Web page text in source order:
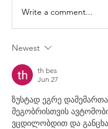
Write a comment...
Newest
th bes
Jun 27
ზუსტად ეგრე
მეგობრისთვის
ვცდილობდით და